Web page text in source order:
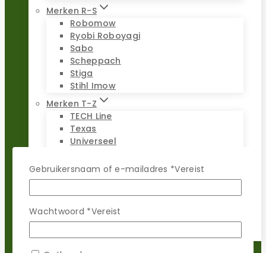
Merken R-S
Robomow
Ryobi Roboyagi
Sabo
Scheppach
Stiga
Stihl Imow
Merken T-Z
TECH Line
Texas
Universeel
Wiper
WOLF-Garten
Zoef Robot
Gebruikersnaam of e-mailadres *Vereist
Wachtwoord *Vereist